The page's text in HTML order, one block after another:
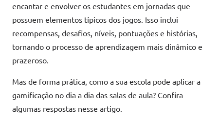
encantar e envolver os estudantes em jornadas que
possuem elementos típicos dos jogos. Isso inclui
recompensas, desafios, níveis, pontuações e histórias,
tornando o processo de aprendizagem mais dinâmico e
prazeroso.
Mas de forma prática, como a sua escola pode aplicar a
gamificação no dia a dia das salas de aula? Confira
algumas respostas nesse artigo.